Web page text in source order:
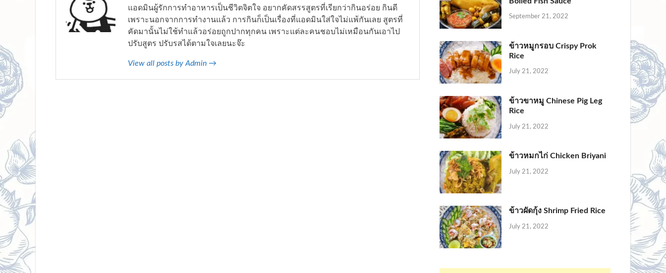
แอดมินผู้รักการทำอาหารเป็นชีวิตจิตใจ อยากคัดสรรสูตรที่เรียกว่ากินอร่อย กินดี
เพราะนอกจากการทำงานแล้ว การกินก็เป็นเรื่องที่แอดมินใส่ใจไม่แพ้กันเลย สูตรที่
คัดมานั้นไม่ใช้ทำแล้วอร่อยถูกปากทุกคน เพราะแต่ละคนชอบไม่เหมือนกันเอาไป
ปรับสูตร ปรับรสได้ตามใจเลยนะจ๊ะ
View all posts by Admin →
September 21, 2022
ข้าวหมูกรอบ Crispy Prok
Rice
July 21, 2022
ข้าวขาหมู Chinese Pig Leg
Rice
July 21, 2022
ข้าวหมกไก่ Chicken Briyani
July 21, 2022
ข้าวผัดกุ้ง Shrimp Fried Rice
July 21, 2022